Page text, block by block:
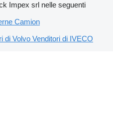
Impex srl nelle seguenti
Camion
di Volvo Venditori di IVECO